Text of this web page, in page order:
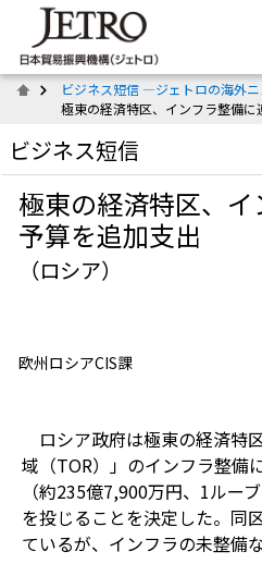
ビジネス短信 ―ジェトロの海外ニ
極東の経済特区、インフラ整備に
ビジネス短信
極東の経済特区、
予算を追加支出
（ロシア）
欧州ロシアCIS課
ロシア政府は極東の経済特
域（TOR）」のインフラ整備
（約235億7,900万円、1ルー
を投じることを決定した。同
ているが、インフラの未整備